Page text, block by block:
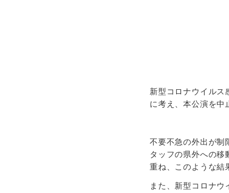
新型コロナウイルス
に考え、本公演を中
不要不急の外出が制
タッフの県外への移
重ね、このような結
また、新型コロナ